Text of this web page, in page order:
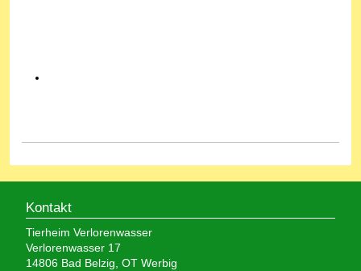
Kontakt
Tierheim Verlorenwasser
Verlorenwasser 17
14806 Bad Belzig, OT Werbig